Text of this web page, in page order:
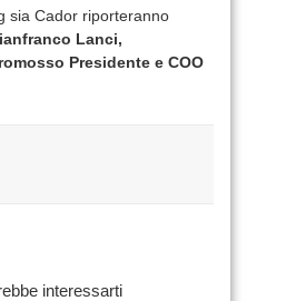
sia Cador riporteranno
Lanci,
Presidente e COO
interessarti